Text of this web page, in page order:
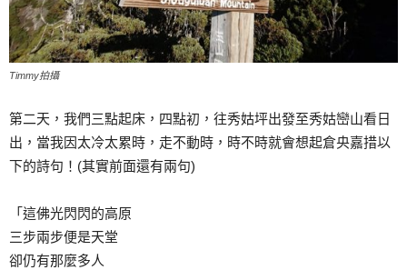
Timmy拍攝
第二天，我們三點起床，四點初，往秀姑坪出發至秀姑巒山看日
出，當我因太冷太累時，走不動時，時不時就會想起倉央嘉措以
下的詩句！(其實前面還有兩句)
「這佛光閃閃的高原
三步兩步便是天堂
卻仍有那麼多人